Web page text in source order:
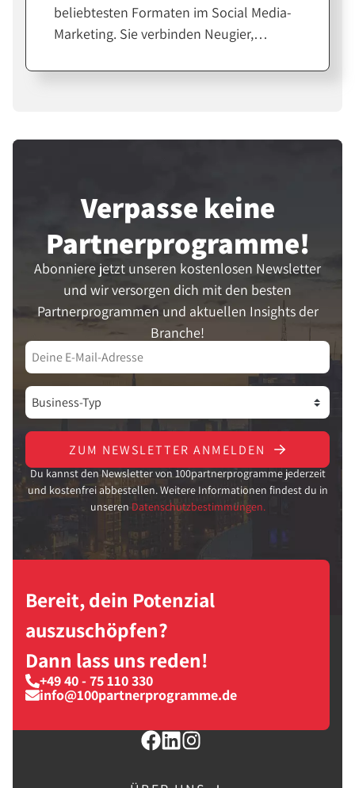
beliebtesten Formaten im Social Media-
Marketing. Sie verbinden Neugier,
Für Affiliates und Creator sind sie eine
Verpasse keine
Partner­programme!
Abonniere jetzt unseren kostenlosen Newsletter
und wir versorgen dich mit den besten
Partnerprogrammen und aktuellen Insights der
Branche!
ZUM NEWSLETTER ANMELDEN
Du kannst den Newsletter von 100partnerprogramme jederzeit
und kostenfrei abbestellen. Weitere Informationen findest du in
unseren Datenschutzbestimmungen.
Bereit, dein Potenzial
auszuschöpfen?
Dann lass uns reden!
+49 40 - 75 110 330
info@100partnerprogramme.de